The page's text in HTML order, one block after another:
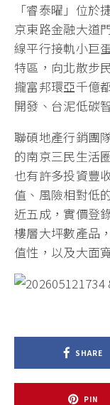
「睿泰曜」位
京東路金融大道
線平行接軌小巨
特區，向北散步
攏富邦環亞千億
開發、台泥低碳
聯碩地產行銷團
的南京三民生活
也有許多投資豐
值、風險相對低
近五成，實價登
樓層大坪數產品
值性，以及大面
SHARE
PIN